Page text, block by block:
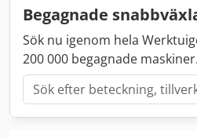
Begagnade
Sök nu igenom hela
200 000 begagnade maskiner.